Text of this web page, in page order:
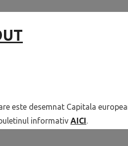
este desemnat Capitala
informativ AICI.